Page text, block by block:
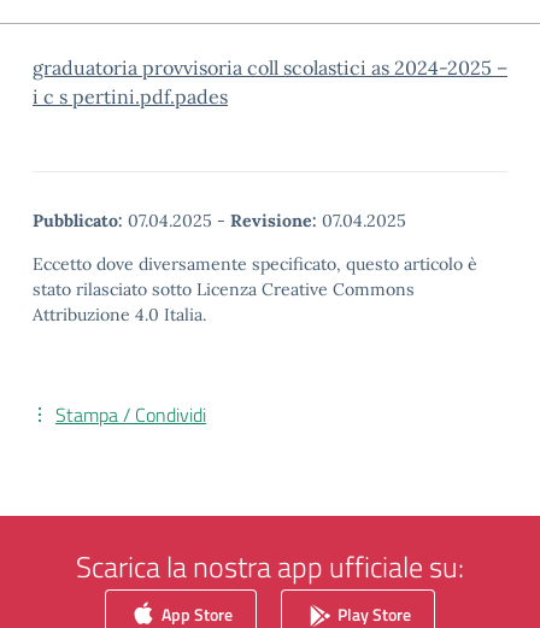
graduatoria provvisoria coll scolastici as 2024-2025 –
i c s pertini.pdf.pades
Pubblicato: 07.04.2025 - Revisione: 07.04.2025
Eccetto dove diversamente specificato, questo articolo è
stato rilasciato sotto Licenza Creative Commons
Attribuzione 4.0 Italia.
Stampa / Condividi
Scarica la nostra app ufficiale su:
App Store Play Store